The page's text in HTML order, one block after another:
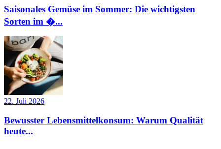
Saisonales Gemüse im Sommer: Die wichtigsten
Sorten im �...
22. Juli 2026
Bewusster Lebensmittelkonsum: Warum Qualität
heute...